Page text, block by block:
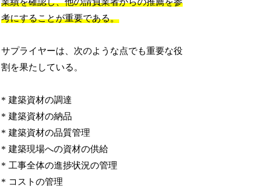
業績を確認し、他の請負業者からの推薦を参
考にすることが重要である。
サプライヤーは、次のような点でも重要な役
割を果たしている。
* 建築資材の調達
* 建築資材の納品
* 建築資材の品質管理
* 建築現場への資材の供給
* 工事全体の進捗状況の管理
* コストの管理